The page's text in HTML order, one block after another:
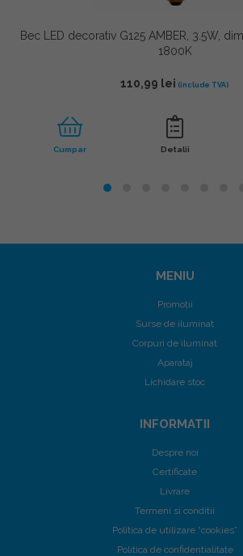
Bec LED decorativ G125 AMBER, 3.5W,
1800K
110,99 lei
Cumpar Detalii
MENIU
Promoții
Surse de iluminat
Corpuri de iluminat
Aparataj
Lichidare stoc
INFORMATII
Despre noi
Certificate
Livrare
Termeni si conditii
Politica de utilizare “cookies”
Politica de confidentialitate